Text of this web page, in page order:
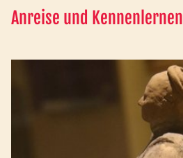
Anreise und Kennenlernen